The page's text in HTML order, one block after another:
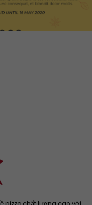
pizza chất lượng cao với